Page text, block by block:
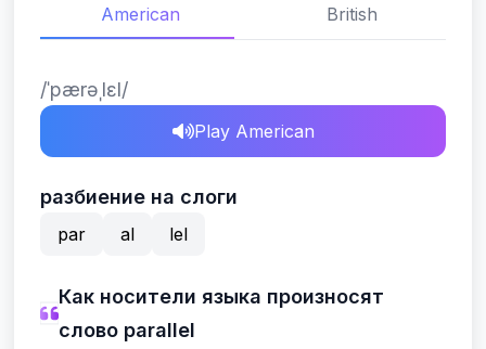
American British
/ˈpærəˌlɛl/
Play American
разбиение на слоги
par al lel
Как носители языка произносят
слово parallel